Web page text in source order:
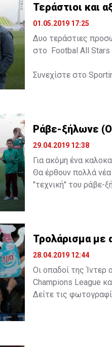
Τεράστιοι και
01.05.2019 17:25
Δυο τεράστιες
στο Footbal All Stars
Συνεχίστε στο
Ράβε-ξήλωνε
29.04.2019 12:38
Για ακόμη ένα
Θα έρθουν πολλά
"τεχνική" του ράβε-
Τρολάρισμα με
28.04.2019 12:44
Οι οπαδοί της Ίντερ
Champions League
Δείτε τις